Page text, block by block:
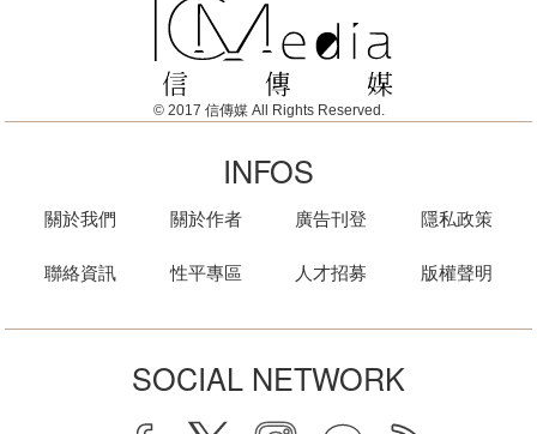
© 2017 信傳媒 All Rights Reserved.
INFOS
關於我們
聯絡資訊
關於作者
性平專區
廣告刊登
人才招募
隱私政策
版權聲明
SOCIAL NETWORK